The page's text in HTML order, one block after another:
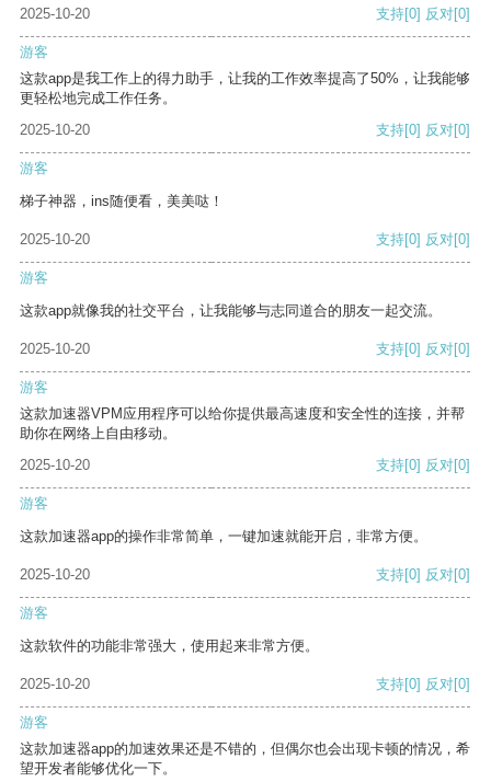
2025-10-20 支持[0] 反对[0]
游客
这款app是我工作上的得力助手，让我的工作效率提高了50%，让我能够
更轻松地完成工作任务。
2025-10-20
支持[0] 反对[0]
游客
梯子神器，ins随便看，美美哒！
2025-10-20 支持[0] 反对[0]
游客
这款app就像我的社交平台，让我能够与志同道合的朋友一起交流。
2025-10-20 支持[0] 反对[0]
游客
这款加速器VPM应用程序可以给你提供最高速度和安全性的连接，并帮
助你在网络上自由移动。
2025-10-20
支持[0] 反对[0]
游客
这款加速器app的操作非常简单，一键加速就能开启，非常方便。
2025-10-20 支持[0] 反对[0]
游客
这款软件的功能非常强大，使用起来非常方便。
2025-10-20 支持[0] 反对[0]
游客
这款加速器app的加速效果还是不错的，但偶尔也会出现卡顿的情况，希
望开发者能够优化一下。